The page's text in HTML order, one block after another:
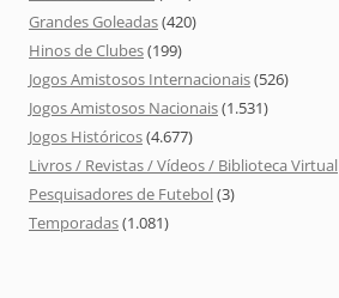
Grandes Goleadas(420)
Hinos de Clubes(199)
Jogos Amistosos Internacionais(526)
Jogos Amistosos Nacionais(1.531)
Jogos Históricos(4.677)
Livros / Revistas / Vídeos / Biblioteca Virtual
Pesquisadores de Futebol(3)
Temporadas(1.081)